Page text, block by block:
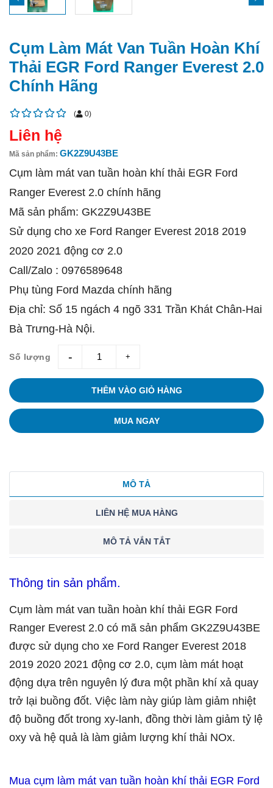
Cụm Làm Mát Van Tuần Hoàn Khí
Thải EGR Ford Ranger Everest 2.0
Chính Hãng
( 0)
Liên hệ
Mã sản phẩm: GK2Z9U43BE
Cụm làm mát van tuần hoàn khí thải EGR Ford
Ranger Everest 2.0 chính hãng
Mã sản phẩm: GK2Z9U43BE
Sử dụng cho xe Ford Ranger Everest 2018 2019
2020 2021 động cơ 2.0
Call/Zalo : 0976589648
Phụ tùng Ford Mazda chính hãng
Địa chỉ: Số 15 ngách 4 ngõ 331 Trần Khát Chân-Hai
Bà Trưng-Hà Nội.
Số lượng giam tang
THÊM VÀO GIỎ HÀNG
MUA NGAY
MÔ TẢ
LIÊN HỆ MUA HÀNG
MÔ TẢ VẮN TẮT
Thông tin sản phẩm.
Cụm làm mát van tuần hoàn khí thải EGR Ford
Ranger Everest 2.0 có mã sản phẩm GK2Z9U43BE
được sử dụng cho xe Ford Ranger Everest 2018
2019 2020 2021 động cơ 2.0, cụm làm mát hoạt
động dựa trên nguyên lý đưa một phần khí xả quay
trở lại buồng đốt. Việc làm này giúp làm giảm nhiệt
độ buồng đốt trong xy-lanh, đồng thời làm giảm tỷ lệ
oxy và hệ quả là làm giảm lượng khí thải NOx.
Mua cụm làm mát van tuần hoàn khí thải EGR Ford